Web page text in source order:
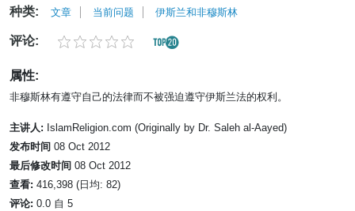
种类: 文章 当前问题 伊斯兰和非穆斯林
评论:
属性:
非穆斯林有遵守自己的法律而不被强迫遵守伊斯兰法的权利。
主讲人: IslamReligion.com (Originally by Dr. Saleh al-Aayed)
发布时间 08 Oct 2012
最后修改时间 08 Oct 2012
查看: 416,398 (日均: 82)
评论: 0.0 自 5